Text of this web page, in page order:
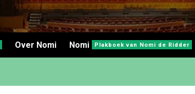
Over Nomi Nomi Plakboek van Nomi de Ridder